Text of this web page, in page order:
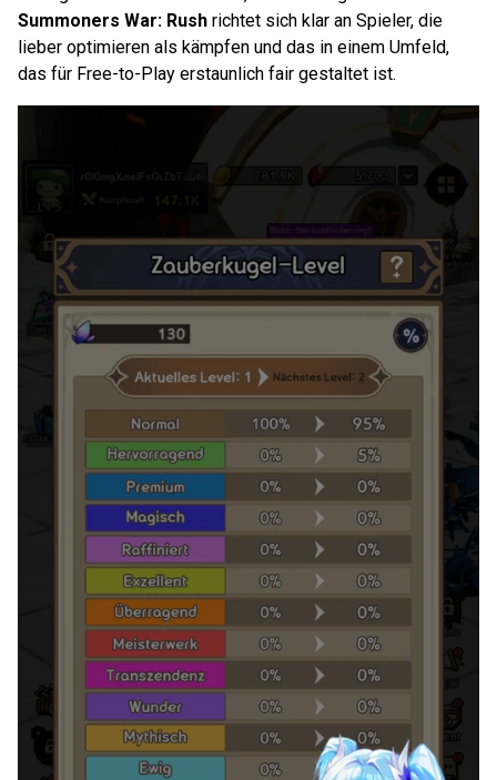
Summoners War: Rush richtet sich klar an Spieler, die
lieber optimieren als kämpfen und das in einem Umfeld,
das für Free-to-Play erstaunlich fair gestaltet ist.